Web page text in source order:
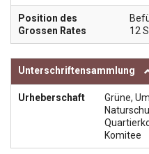
Position des
Grossen Rates
12
Unterschriftensammlung
Urheberschaft
Grüne,
Komitee